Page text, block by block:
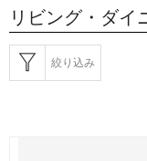
リビング・ダイ
絞り込み